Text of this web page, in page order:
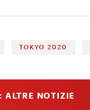
TOKYO 2020
NOTIZIE